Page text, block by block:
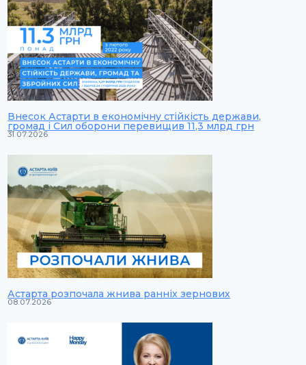
Внесок Астарти в економічну стійкість держави,
громад і Сил оборони перевищив 11,3 млрд грн
31.07.2026
Астарта розпочала жнива ранніх зернових
08.07.2026